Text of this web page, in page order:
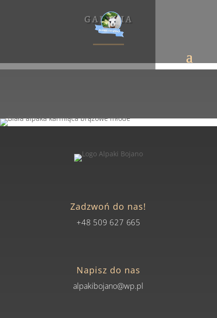
GALERIA
Zadzwoń do nas!
+48 509 627 665
Napisz do nas
alpakibojano@wp.pl